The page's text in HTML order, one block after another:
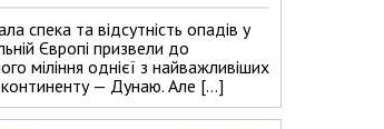
спека та відсутність опадів у
Європі призвели до
міління однієї з найважливіших
континенту — Дунаю. Але […]